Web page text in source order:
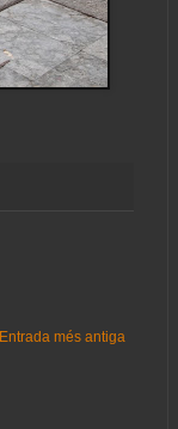
Entrada més antiga